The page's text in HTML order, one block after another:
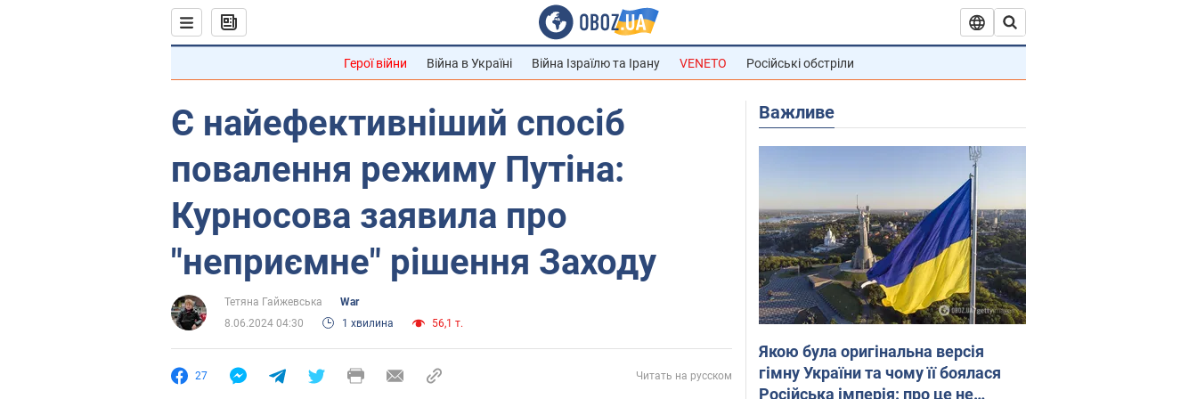
Герої війни Війна в Україні Війна Ізраїлю та Ірану VENETO Російські обстріли
Є найефективніший спосіб
повалення режиму Путіна:
Курносова заявила про
"неприємне" рішення Заходу
Тетяна Гайжевська
War
8.06.2024 04:30
1 хвилина 56,1 т.
27 Читать на русском
Важливе
Якою була оригінальна версія
гімну України та чому її боялася
Російська імперія: про це не